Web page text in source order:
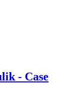
- Case